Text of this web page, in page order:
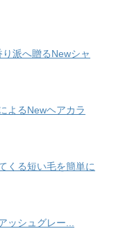
派へ贈るNewシャ
よるNewヘアカラ
くる短い毛を簡単に
ッシュグレー...